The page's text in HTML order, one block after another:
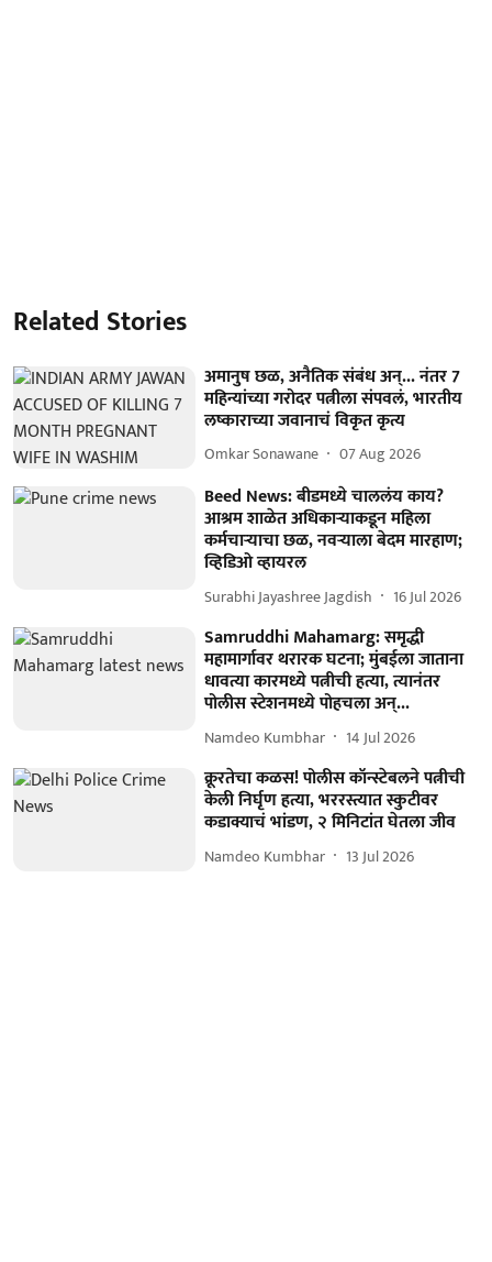
Related Stories
अमानुष छळ, अनैतिक संबंध अन्... नंतर 7
महिन्यांच्या गरोदर पत्नीला संपवलं, भारतीय
लष्काराच्या जवानाचं विकृत कृत्य
Omkar Sonawane 07 Aug 2026
Beed News: बीडमध्ये चाललंय काय?
आश्रम शाळेत अधिकाऱ्याकडून महिला
कर्मचाऱ्याचा छळ, नवऱ्याला बेदम मारहाण;
व्हिडिओ व्हायरल
Surabhi Jayashree Jagdish 16 Jul 2026
Samruddhi Mahamarg: समृद्धी
महामार्गावर थरारक घटना; मुंबईला जाताना
धावत्या कारमध्ये पत्नीची हत्या, त्यानंतर
पोलीस स्टेशनमध्ये पोहचला अन्...
Namdeo Kumbhar 14 Jul 2026
क्रूरतेचा कळस! पोलीस कॉन्स्टेबलने पत्नीची
केली निर्घृण हत्या, भररस्त्यात स्कुटीवर
कडाक्याचं भांडण, २ मिनिटांत घेतला जीव
Namdeo Kumbhar 13 Jul 2026